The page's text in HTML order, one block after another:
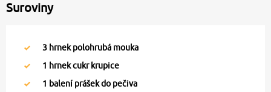
Suroviny
3 hrnek polohrubá mouka
1 hrnek cukr krupice
1 balení prášek do pečiva